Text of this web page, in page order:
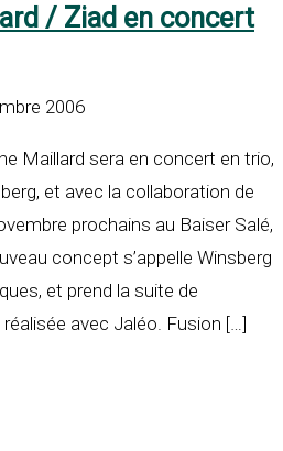
/ Ziad en concert
2006
Maillard sera en concert en trio,
et avec la collaboration de
prochains au Baiser Salé,
concept s’appelle Winsberg
et prend la suite de
avec Jaléo. Fusion […]